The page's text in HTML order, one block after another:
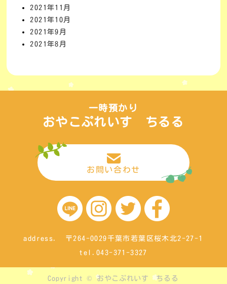
2021年11月
2021年10月
2021年9月
2021年8月
一時預かり
おやこぷれいす ちるる
お問い合わせ
address. 〒264-0029千葉市若葉区桜木北2-27-1
tel.043-371-3327
Copyright © おやこぷれいす ちるる